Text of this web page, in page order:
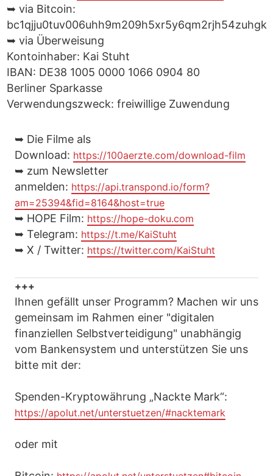
➥ via Bitcoin:
bc1qjju0tuv006uhh9m209h5xr5y6qm2rjh54zuhgk
➥ via Überweisung
Kontoinhaber: Kai Stuht
IBAN: DE38 1005 0000 1066 0904 80
Berliner Sparkasse
Verwendungszweck: freiwillige Zuwendung
➥ Die Filme als
Download: https://100aerzte.com/download-film
➥ zum Newsletter
anmelden: https://api.transpond.io/form?
am=25394&fid=8164&host=true
➥ HOPE Film: https://hope-doku.com
➥ Telegram: https://t.me/KaiStuht
➥ X / Twitter: https://twitter.com/KaiStuht
+++
Ihnen gefällt unser Programm? Machen wir uns
gemeinsam im Rahmen einer "digitalen
finanziellen Selbstverteidigung" unabhängig
vom Bankensystem und unterstützen Sie uns
bitte mit der:
Spenden-Kryptowährung „Nackte Mark“:
https://apolut.net/unterstuetzen/#nacktemark
oder mit